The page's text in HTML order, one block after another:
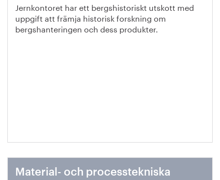
Jernkontoret har ett bergshistoriskt utskott med
uppgift att främja historisk forskning om
bergshanteringen och dess produkter.
Material- och processtekniska